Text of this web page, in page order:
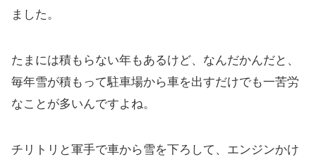
ました。
たまには積もらない年もあるけど、なんだかんだと、
毎年雪が積もって駐車場から車を出すだけでも一苦労
なことが多いんですよね。
チリトリと軍手で車から雪を下ろして、エンジンかけ